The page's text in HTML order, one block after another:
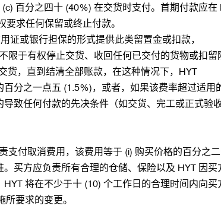
百分之四十 (40%) 在交货时支付。首期付款应在
求任何保留或终止付款。
证或银行担保的形式提供此类留置金或扣款，
于有权停止交货、收回任何已交付的货物或扣
货，直到结清全部账款，在这种情况下，HYT
分之一点五 (1.5%)，或者，如果该费率超过适用
致任何付款的先决条件（如交货、完工或正式验收
付取消费用，该费用等于 (i) 购买价格的百分之
买方应负责所有合理的仓储、保险以及 HYT 因买
将在不少于十 (10) 个工作日的合理时间内向买
要求的变更。